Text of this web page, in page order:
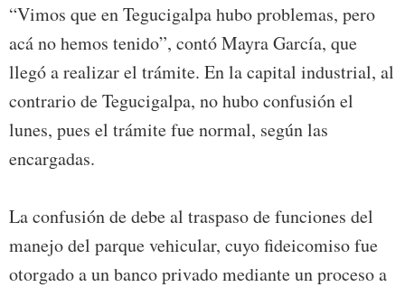
“Vimos que en Tegucigalpa hubo problemas, pero
acá no hemos tenido”, contó Mayra García, que
llegó a realizar el trámite. En la capital industrial, al
contrario de Tegucigalpa, no hubo confusión el
lunes, pues el trámite fue normal, según las
encargadas.
La confusión de debe al traspaso de funciones del
manejo del parque vehicular, cuyo fideicomiso fue
otorgado a un banco privado mediante un proceso a